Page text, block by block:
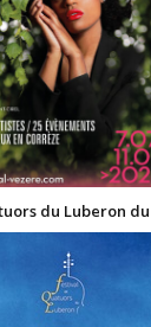
du Luberon du